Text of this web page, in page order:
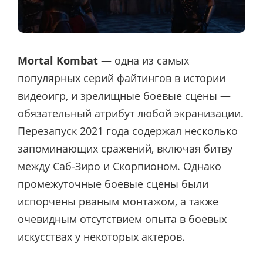
Mortal Kombat — одна из самых
популярных серий файтингов в истории
видеоигр, и зрелищные боевые сцены —
обязательный атрибут любой экранизации.
Перезапуск 2021 года содержал несколько
запоминающих сражений, включая битву
между Саб-Зиро и Скорпионом. Однако
промежуточные боевые сцены были
испорчены рваным монтажом, а также
очевидным отсутствием опыта в боевых
искусствах у некоторых актеров.